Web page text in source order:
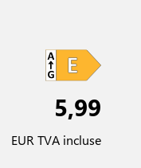
5,99
EUR TVA incluse